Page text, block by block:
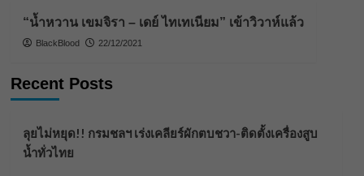
“น้ำหวาน เขมจิรา – เดย์ ไทเทเนียม” เข้าวิวาห์แล้ว
BlackBlood 22/12/2021
Recent Posts
ลุยไม่หยุด!! กรมชลฯ เร่งเคลียร์ผักตบชวา-ติดตั้งเครื่องสูบ
น้ำทั่วไทย